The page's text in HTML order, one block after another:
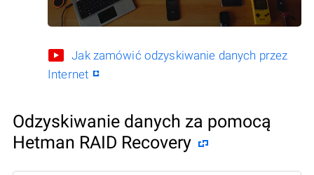
Jak zamówić odzyskiwanie danych przez
Internet
Odzyskiwanie danych za pomocą
Hetman RAID Recovery